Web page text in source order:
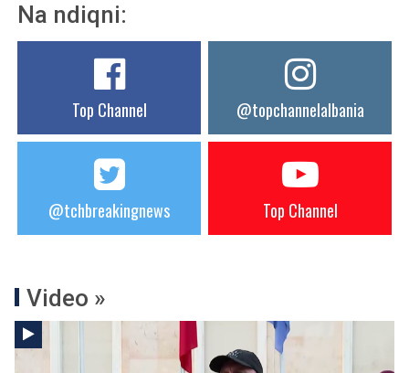
Na ndiqni:
Top Channel @topchannelalbania
@tchbreakingnews Top Channel
Video »